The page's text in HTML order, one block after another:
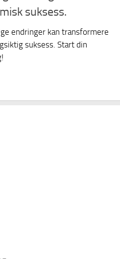
suksess.
endringer kan transformere
suksess. Start din